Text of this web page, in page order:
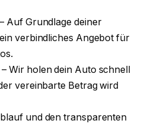
Auf Grundlage deiner
verbindliches Angebot für
Wir holen dein Auto schnell
vereinbarte Betrag wird
und den transparenten